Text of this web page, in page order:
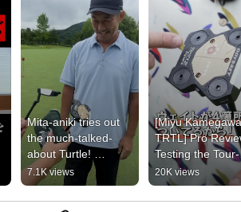
Mita-aniki tries out
the much-talked-
about Turtle!
Honestly, what do
you think...?
7.1K views
[Miyu
TRTL] Pro
Testing the Tour-
Favorite "TRTL"
Putter
20K views